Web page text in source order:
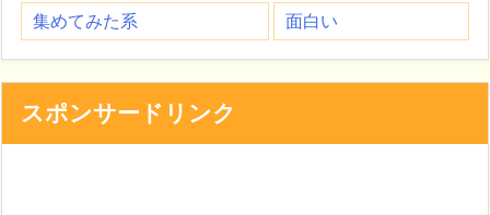
集めてみた系
面白い
スポンサードリンク